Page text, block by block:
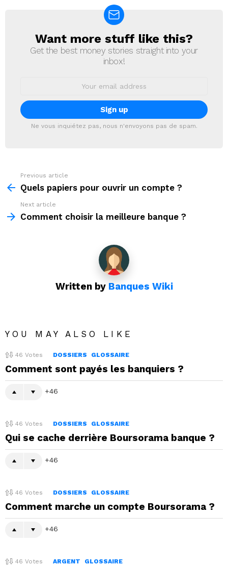
NEWSLETTER
Want more stuff like this?
Get the best money stories straight into your
inbox!
Ne vous inquiétez pas, nous n'envoyons pas de spam.
more
Previous article
Quels papiers pour ouvrir un compte ?
Next article
Comment choisir la meilleure banque ?
Written by Banques Wiki
YOU MAY ALSO LIKE
46 Votes DOSSIERS GLOSSAIRE
Comment sont payés les banquiers ?
46
46 Votes DOSSIERS GLOSSAIRE
Qui se cache derrière Boursorama banque ?
46
46 Votes DOSSIERS GLOSSAIRE
Comment marche un compte Boursorama ?
46
46 Votes ARGENT GLOSSAIRE